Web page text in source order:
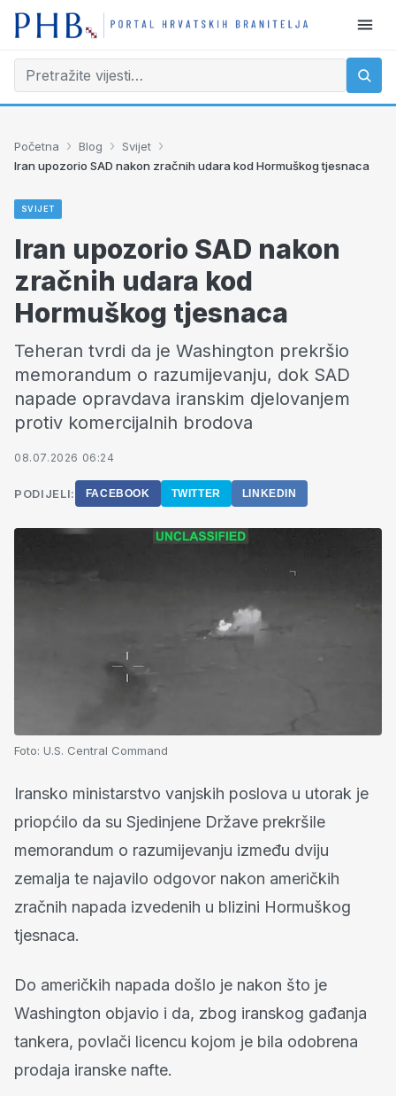
Početna › Blog › Svijet ›
Iran upozorio SAD nakon zračnih udara kod Hormuškog tjesnaca
SVIJET
Iran upozorio SAD nakon
zračnih udara kod
Hormuškog tjesnaca
Teheran tvrdi da je Washington prekršio
memorandum o razumijevanju, dok SAD
napade opravdava iranskim djelovanjem
protiv komercijalnih brodova
08.07.2026 06:24
PODIJELI: FACEBOOK TWITTER LINKEDIN
Foto: U.S. Central Command
Iransko ministarstvo vanjskih poslova u utorak je
priopćilo da su Sjedinjene Države prekršile
memorandum o razumijevanju između dviju
zemalja te najavilo odgovor nakon američkih
zračnih napada izvedenih u blizini Hormuškog
tjesnaca.
Do američkih napada došlo je nakon što je
Washington objavio i da, zbog iranskog gađanja
tankera, povlači licencu kojom je bila odobrena
prodaja iranske nafte.